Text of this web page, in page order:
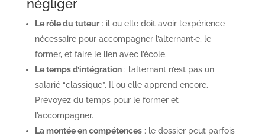
négliger
Le rôle du tuteur: il ou elle doit avoir l’expérience
nécessaire pour accompagner l’alternant·e, le
former, et faire le lien avec l’école.
Le temps d’intégration: l’alternant n’est pas un
salarié “classique”. Il ou elle apprend encore.
Prévoyez du temps pour le former et
l’accompagner.
La montée en compétences: le dossier peut parfois